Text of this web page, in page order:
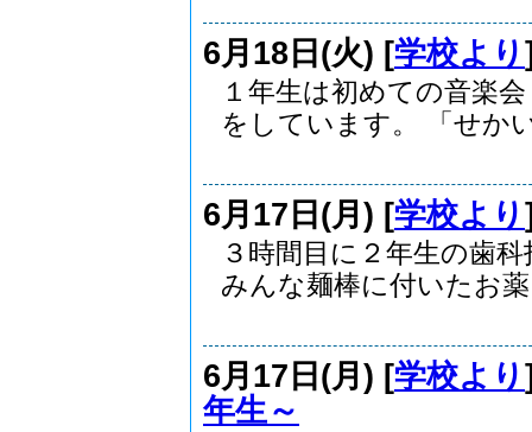
6月18日(火) [学校より
１年生は初めての音楽
をしています。 「せか
6月17日(月) [学校より
３時間目に２年生の歯
みんな麺棒に付いたお
6月17日(月) [学校より
年生～